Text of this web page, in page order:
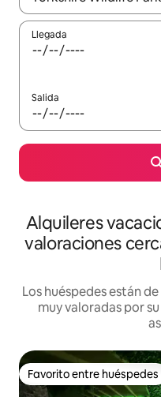
Llegada
Salida
Alquileres
valoraciones
Los huéspedes están
muy valoradas por
Favorito entre huéspedes
Favorito entre huéspedes